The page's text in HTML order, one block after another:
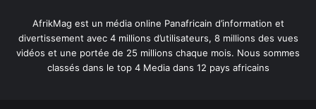
AfrikMag est un média online Panafricain d’information et
divertissement avec 4 millions d’utilisateurs, 8 millions des vues
vidéos et une portée de 25 millions chaque mois. Nous sommes
classés dans le top 4 Media dans 12 pays africains